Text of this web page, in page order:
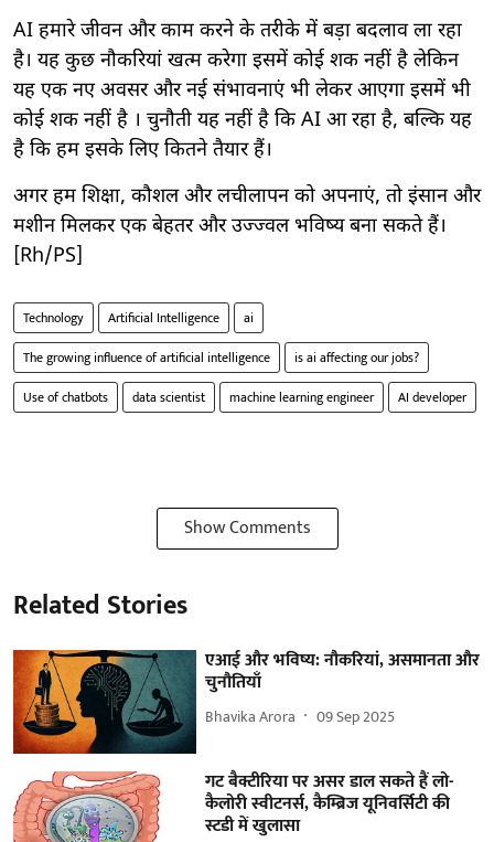
AI हमारे जीवन और काम करने के तरीके में बड़ा बदलाव ला रहा
है। यह कुछ नौकरियां खत्म करेगा इसमें कोई शक नहीं है लेकिन
यह एक नए अवसर और नई संभावनाएं भी लेकर आएगा इसमें भी
कोई शक नहीं है । चुनौती यह नहीं है कि AI आ रहा है, बल्कि यह
है कि हम इसके लिए कितने तैयार हैं।
अगर हम शिक्षा, कौशल और लचीलापन को अपनाएं, तो इंसान और
मशीन मिलकर एक बेहतर और उज्ज्वल भविष्य बना सकते हैं।
[Rh/PS]
Technology Artificial Intelligence
ai
The growing influence of artificial intelligence
is ai affecting our jobs?
Use of chatbots
data scientist machine learning engineer AI developer
Show Comments
Related Stories
एआई और भविष्य: नौकरियां, असमानता और
चुनौतियाँ
Bhavika Arora 09 Sep 2025
गट बैक्टीरिया पर असर डाल सकते हैं लो-
कैलोरी स्वीटनर्स, कैम्ब्रिज यूनिवर्सिटी की
स्टडी में खुलासा